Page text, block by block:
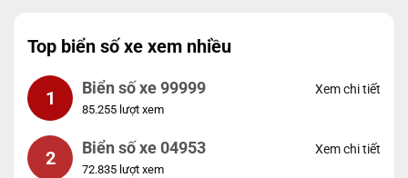
Top biển số xe xem nhiều
1 Biển số xe 99999
85.255 lượt xem
Xem chi tiết
2 Biển số xe 04953
72.835 lượt xem
Xem chi tiết